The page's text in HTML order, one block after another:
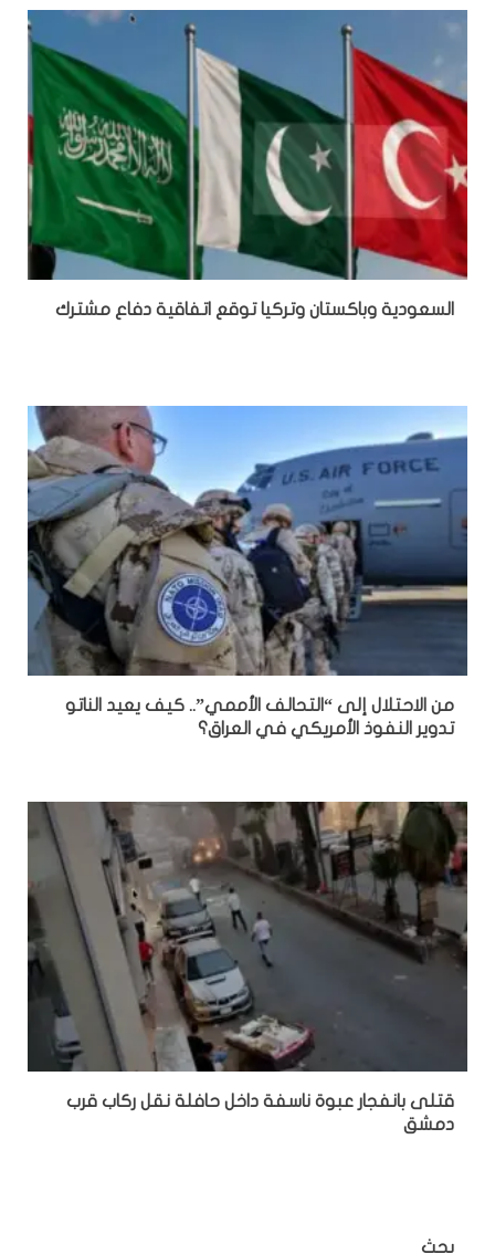
السعودية وباكستان وتركيا توقع اتفاقية دفاع مشترك
من الاحتلال إلى “التحالف الأممي”.. كيف يعيد الناتو
تدوير النفوذ الأمريكي في العراق؟
قتلى بانفجار عبوة ناسفة داخل حافلة نقل ركاب قرب
دمشق
بحث